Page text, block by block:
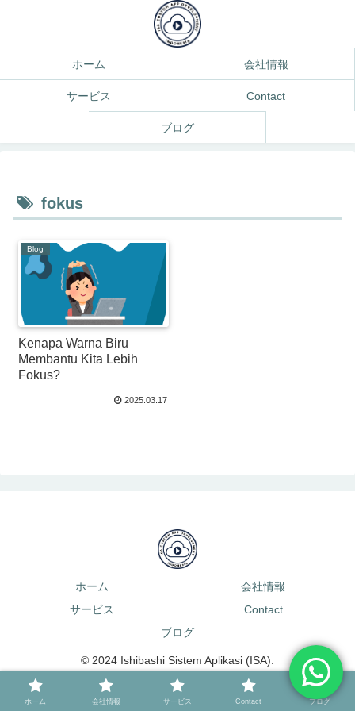
ホーム 会社情報
サービス Contact
ブログ
fokus
Blog
Kenapa Warna Biru
Membantu Kita Lebih
Fokus?
2025.03.17
ホーム
会社情報
サービス
Contact
ブログ
© 2024 Ishibashi Sistem Aplikasi (ISA).
ホーム 会社情報 サービス Contact ブログ